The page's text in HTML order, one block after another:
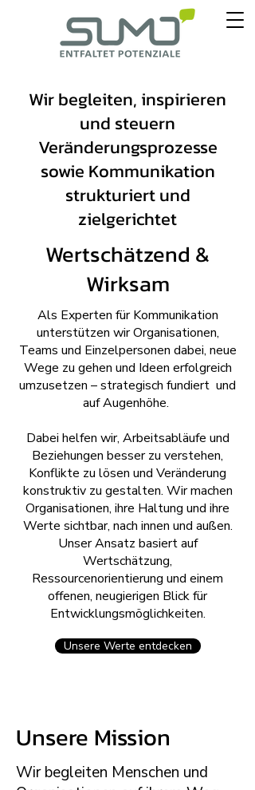
Wir begleiten, inspirieren
und steuern
Veränderungsprozesse
sowie Kommunikation
strukturiert und
zielgerichtet
Wertschätzend &
Wirksam
Als Experten für Kommunikation
unterstützen wir Organisationen,
Teams und Einzelpersonen dabei, neue
Wege zu gehen und Ideen erfolgreich
umzusetzen – strategisch fundiert und
auf Augenhöhe.
Dabei helfen wir, Arbeitsabläufe und
Beziehungen besser zu verstehen,
Konflikte zu lösen und Veränderung
konstruktiv zu gestalten. Wir machen
Organisationen, ihre Haltung und ihre
Werte sichtbar, nach innen und außen.
Unser Ansatz basiert auf
Wertschätzung,
Ressourcenorientierung und einem
offenen, neugierigen Blick für
Entwicklungsmöglichkeiten.
Unsere Werte entdecken
Unsere Mission
Wir begleiten Menschen und